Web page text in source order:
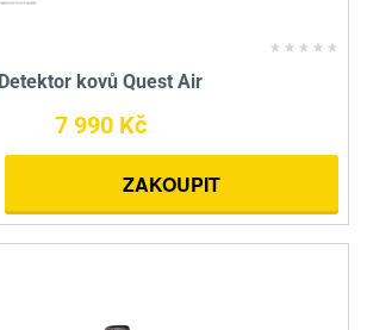
Detektor kovů Quest Air
7 990 Kč
ZAKOUPIT